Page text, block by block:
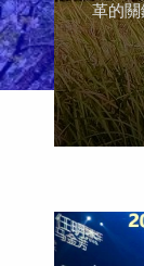
革的